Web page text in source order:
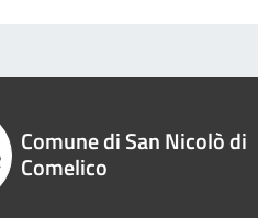
Comune di San Nicolò di
Comelico